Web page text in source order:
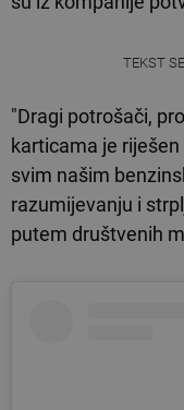
TEKST
"Dragi potrošači,
karticama je
svim našim
razumijevanju i
putem društvenih